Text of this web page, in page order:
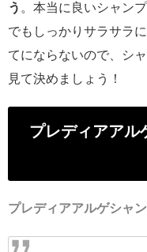
う 。本当に良いシャン
でもしっかりサラサラ
てにならないので、シ
見て決めましょう！
プレディアアル
プレディアアルゲシャ